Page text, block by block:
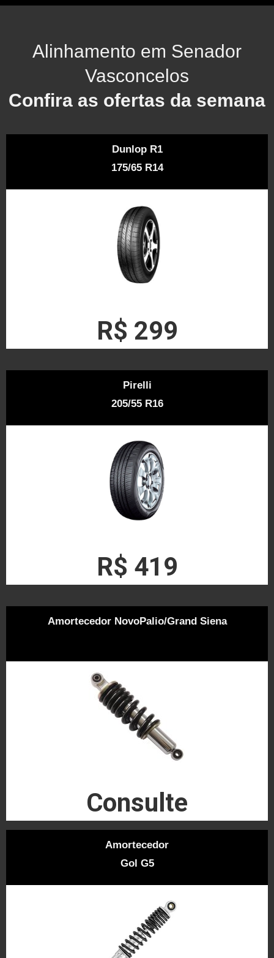
Alinhamento em Senador
Vasconcelos
Confira as ofertas da semana
Dunlop R1
175/65 R14
R$ 299
Pirelli
205/55 R16
R$ 419
Amortecedor NovoPalio/Grand Siena
Consulte
Amortecedor
Gol G5